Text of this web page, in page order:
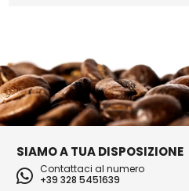
SIAMO A TUA DISPOSIZIONE
Contattaci al numero
+39 328 5451639